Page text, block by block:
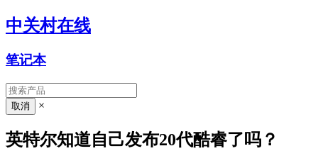
中关村在线
笔记本
×
英特尔知道自己发布20代酷睿了吗？